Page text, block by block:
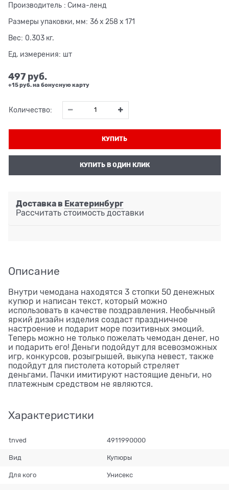
Производитель : Сима-ленд
Размеры упаковки, мм: 36 x 258 x 171
Вес: 0.303 кг.
Ед. измерения: шт
497 руб.
+15 руб. на бонусную карту
Количество:
КУПИТЬ
КУПИТЬ В ОДИН КЛИК
Доставка в Екатеринбург
Рассчитать стоимость доставки
Описание
Внутри чемодана находятся 3 стопки 50 денежных
купюр и написан текст, который можно
использовать в качестве поздравления. Необычный
яркий дизайн изделия создаст праздничное
настроение и подарит море позитивных эмоций.
Теперь можно не только пожелать чемодан денег, но
и подарить его! Деньги подойдут для всевозможных
игр, конкурсов, розыгрышей, выкупа невест, также
подойдут для пистолета который стреляет
деньгами. Пачки имитируют настоящие деньги, но
платежным средством не являются.
Характеристики
tnved 4911990000
Вид Купюры
Для кого Унисекс